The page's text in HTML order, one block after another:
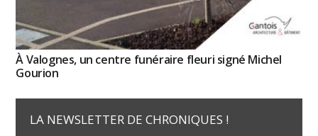
À Valognes, un centre funéraire fleuri signé Michel
Gourion
LA NEWSLETTER DE CHRONIQUES !